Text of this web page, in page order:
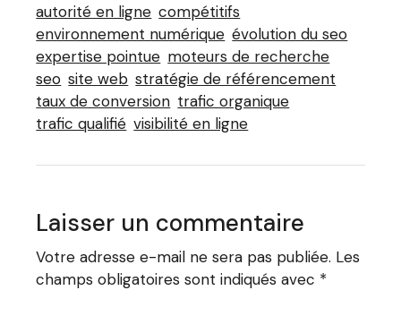
autorité en ligne compétitifs
environnement numérique évolution du seo
expertise pointue moteurs de recherche
seo site web stratégie de référencement
taux de conversion trafic organique
trafic qualifié visibilité en ligne
Laisser un commentaire
Votre adresse e-mail ne sera pas publiée. Les
champs obligatoires sont indiqués avec *